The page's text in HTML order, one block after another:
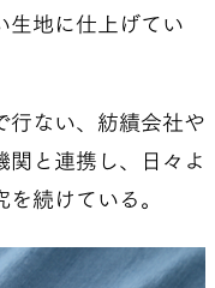
生地に仕上げてい
行ない、紡績会社や
関と連携し、日々よ
続けている。